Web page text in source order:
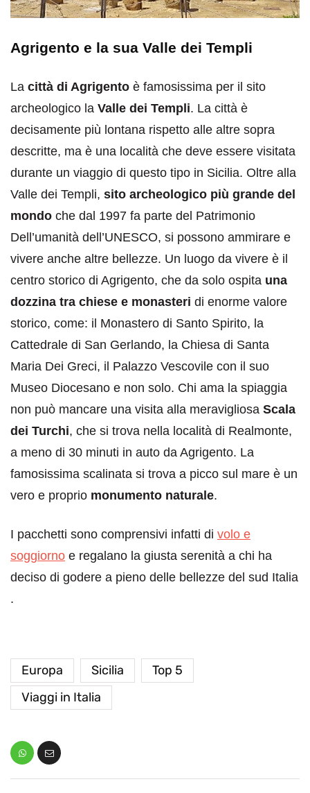
Agrigento e la sua Valle dei Templi
La città di Agrigento è famosissima per il sito
archeologico la Valle dei Templi. La città è
decisamente più lontana rispetto alle altre sopra
descritte, ma è una località che deve essere visitata
durante un viaggio di questo tipo in Sicilia. Oltre alla
Valle dei Templi, sito archeologico più grande del
mondo che dal 1997 fa parte del Patrimonio
Dell’umanità dell’UNESCO, si possono ammirare e
vivere anche altre bellezze. Un luogo da vivere è il
centro storico di Agrigento, che da solo ospita una
dozzina tra chiese e monasteri di enorme valore
storico, come: il Monastero di Santo Spirito, la
Cattedrale di San Gerlando, la Chiesa di Santa
Maria Dei Greci, il Palazzo Vescovile con il suo
Museo Diocesano e non solo. Chi ama la spiaggia
non può mancare una visita alla meravigliosa Scala
dei Turchi, che si trova nella località di Realmonte,
a meno di 30 minuti in auto da Agrigento. La
famosissima scalinata si trova a picco sul mare è un
vero e proprio monumento naturale.
I pacchetti sono comprensivi infatti di volo e
soggiorno e regalano la giusta serenità a chi ha
deciso di godere a pieno delle ​bellezze del sud Italia​
.
Europa Sicilia
Top 5
Viaggi in Italia